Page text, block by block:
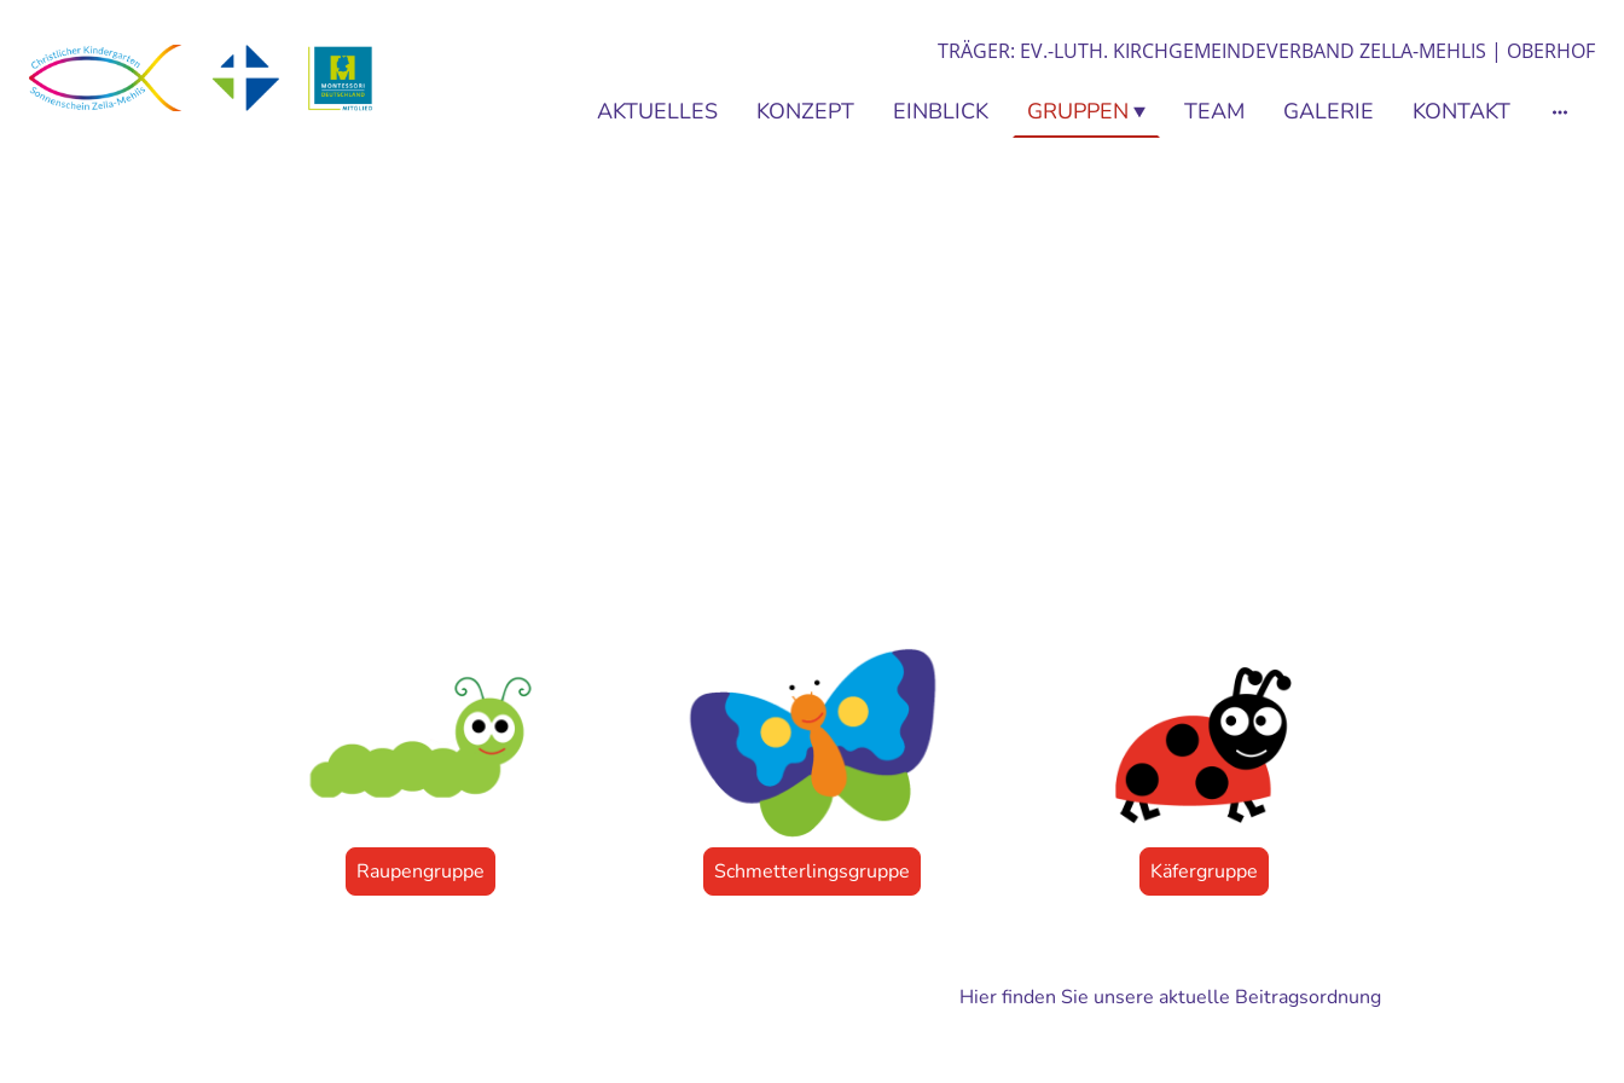
TRÄGER: EV.-LUTH. KIRCHGEMEINDEVERBAND ZELLA-MEHLIS | OBERHOF
AKTUELLES KONZEPT EINBLICK GRUPPEN TEAM GALERIE KONTAKT
Käfergruppe
Raupengruppe Schmetterlingsgruppe
Hier finden Sie unsere aktuelle Beitragsordnung